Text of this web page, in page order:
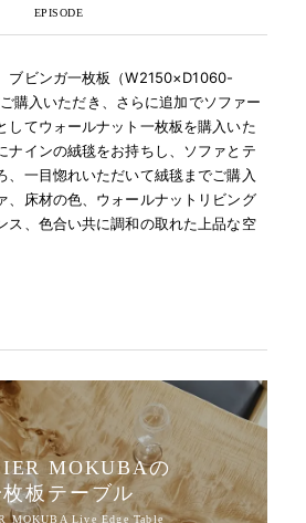
ブビンガ一枚板（W2150×D1060-
購入いただき、さらに追加でソファー
してウォールナット一枚板を購入いた
ナインの絨毯をお持ちし、ソファとテ
、一目惚れいただいて絨毯までご購入
、床材の色、ウォールナットリビング
ス、色合い共に調和の取れた上品な空
MOKUBAの
板テーブル